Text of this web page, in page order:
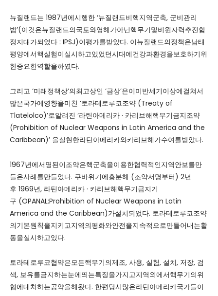
뉴질랜드는 1987년에시행한 ‘뉴질랜드비핵지역군축, 군비관리
법’(이것은뉴질랜드의국토와영해가아닌핵무기및비원자력추진함
정지대가되었다 : IPSJ)이평가를받았다. 이뉴질랜드의정책은남태
평양에서핵실험이실시하고있었던시대에건강과환경을보호하기위
한중요한역할을하였다.
그리고 ‘미래정책상’의최고상인 ‘금상’은이미반세기이상에걸쳐서
많은국가에영향을미친 ‘토라테로루코조약 (Treaty of
Tlatelolco)’로알려진 ‘라틴아메리카 · 카리브해핵무기금지조약
(Prohibition of Nuclear Weapons in Latin America and the
Caribbean)’ 을실현한라틴아메리카와카리브해가수여를받았다.
1967년에서명된이조약은핵군축을이용한협력적인지역안보를만
들은사례를만들었다. 쿠바위기에흥분해 (조약서명부터) 2년
후 1969년, 라틴아메리카 · 카리브해핵무기금지기
구 (OPANAL:Prohibition of Nuclear Weapons in Latin
America and the Caribbean)가설치되었다. 토라테로루코조약
의기본원칙을지키고지역의평화와안전을지속적으로만들어내는활
동을실시하고있다.
토라테로루코협약은모든핵무기의제조, 사용, 실험, 설치, 저장, 검
색, 보유를금지하는눈에띄는특징을가지고지역외에서핵무기의위
협에대처하는공약을해왔다. 한편당시많은라틴아메리카국가들이